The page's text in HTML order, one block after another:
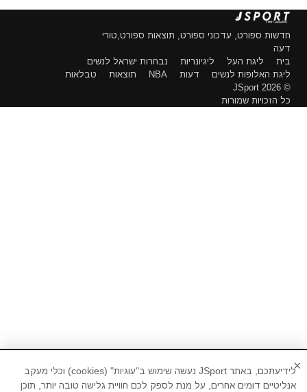
חדשות ספורט, עדכוני ספורט, תוצאות ספורט,טורי
דעה
בית
ליגת העל ליגיונריות
נבחרות ישראל לנשים
ליגת האלופות לנשים
דעות NBA תוצאות
טבלאות
© 2026 JSport
כל הזכויות שמורות
×
לידיעתכם, באתר JSport נעשה שימוש ב"עוגיות" (cookies) וכלי מעקב
אנליטיים דומים אחרים, על מנת לספק לכם חוויית גלישה טובה יותר, תוכן